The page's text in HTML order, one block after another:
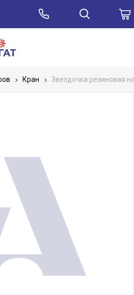
Кран Звездочка резиновая